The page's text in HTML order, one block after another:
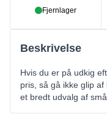
Fjernlager
Beskrivelse
Hvis du er på udkig
pris, så gå ikke glip af
et bredt udvalg af